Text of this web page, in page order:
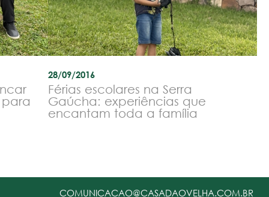
28/09/2016
Férias escolares na Serra
Gaúcha: experiências que
encantam toda a família
COMUNICACAO@CASADAOVELHA.COM.BR